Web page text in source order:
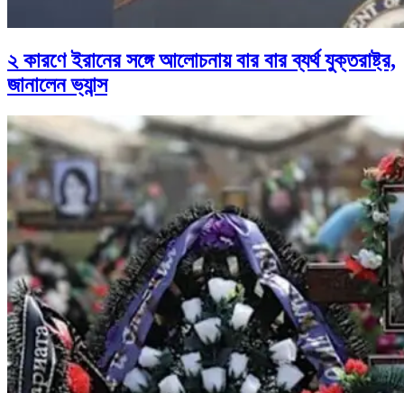
২ কারণে ইরানের সঙ্গে আলোচনায় বার বার ব্যর্থ যুক্তরাষ্ট্র,
জানালেন ভ্যান্স